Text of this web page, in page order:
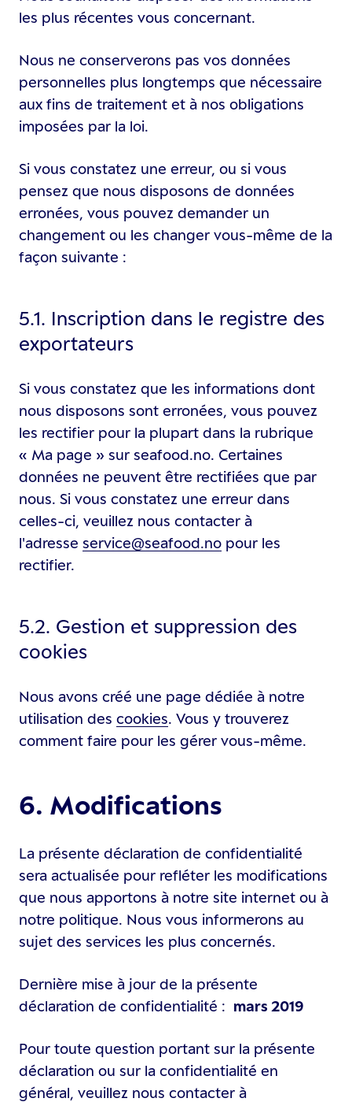
les plus récentes vous concernant.
Nous ne conserverons pas vos données
personnelles plus longtemps que nécessaire
aux fins de traitement et à nos obligations
imposées par la loi.
Si vous constatez une erreur, ou si vous
pensez que nous disposons de données
erronées, vous pouvez demander un
changement ou les changer vous-même de la
façon suivante :
5.1. Inscription dans le registre des
exportateurs
Si vous constatez que les informations dont
nous disposons sont erronées, vous pouvez
les rectifier pour la plupart dans la rubrique
« Ma page » sur seafood.no. Certaines
données ne peuvent être rectifiées que par
nous. Si vous constatez une erreur dans
celles-ci, veuillez nous contacter à
l'adresse service@seafood.no pour les
rectifier.
5.2. Gestion et suppression des
cookies
Nous avons créé une page dédiée à notre
utilisation des cookies. Vous y trouverez
comment faire pour les gérer vous-même.
6. Modifications
La présente déclaration de confidentialité
sera actualisée pour refléter les modifications
que nous apportons à notre site internet ou à
notre politique. Nous vous informerons au
sujet des services les plus concernés.
Dernière mise à jour de la présente
déclaration de confidentialité : mars 2019
Pour toute question portant sur la présente
déclaration ou sur la confidentialité en
général, veuillez nous contacter à